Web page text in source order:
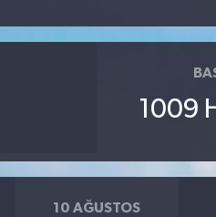
1009
10 AĞUSTOS